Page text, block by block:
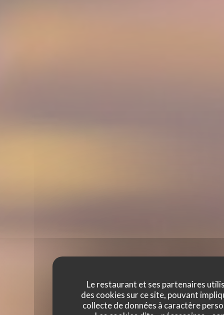
Le restaurant et ses partenaires
des cookies sur ce site, pouvant
collecte de données à caractère